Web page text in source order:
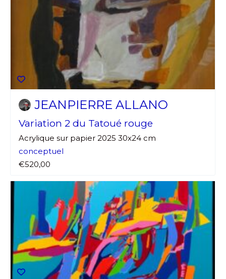
JEANPIERRE ALLANO
Variation 2 du Tatoué rouge
Acrylique sur papier 2025 30x24 cm
conceptuel
€520,00